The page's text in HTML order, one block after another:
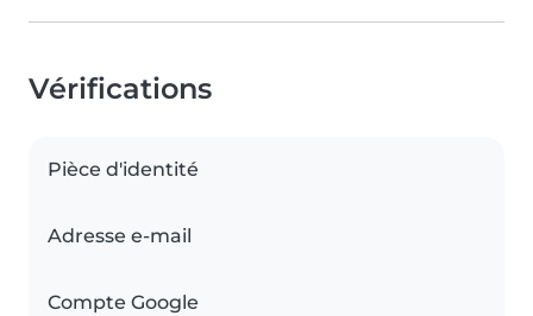
Vérifications
Pièce d'identité
Adresse e-mail
Compte Google